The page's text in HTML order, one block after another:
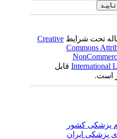
تحت شرایطCreative
Commons
قابل
است.
پزشکی کشور
ایران